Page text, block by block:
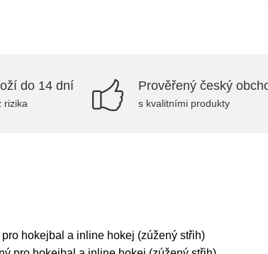
do 14 dní
rizika
Prověřený český
s kvalitními produkty
hokejbal a inline hokej (zúžený střih)